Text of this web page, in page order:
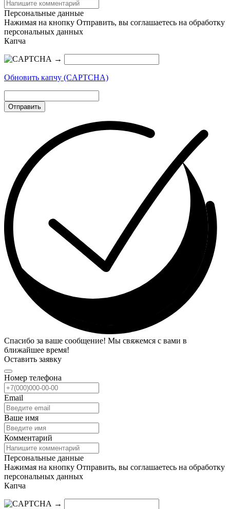
Персональные данные
Нажимая на кнопку Отправить, вы соглашаетесь на обработку
персональных данных
Капча
→
Обновить капчу (CAPTCHA)
Отправить
Спасибо за ваше сообщение! Мы свяжемся с вами в
ближайшее время!
Оставить заявку
Номер телефона
Email
Ваше имя
Комментарий
Персональные данные
Нажимая на кнопку Отправить, вы соглашаетесь на обработку
персональных данных
Капча
→